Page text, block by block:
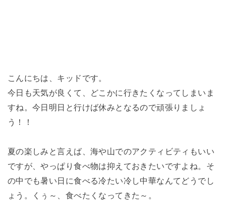
こんにちは、キッドです。
今日も天気が良くて、どこかに行きたくなってしまいま
すね。今日明日と行けば休みとなるので頑張りましょ
う！！
夏の楽しみと言えば、海や山でのアクティビティもいい
ですが、やっぱり食べ物は抑えておきたいですよね。そ
の中でも暑い日に食べる冷たい冷し中華なんてどうでし
ょう。くぅ～、食べたくなってきた～。